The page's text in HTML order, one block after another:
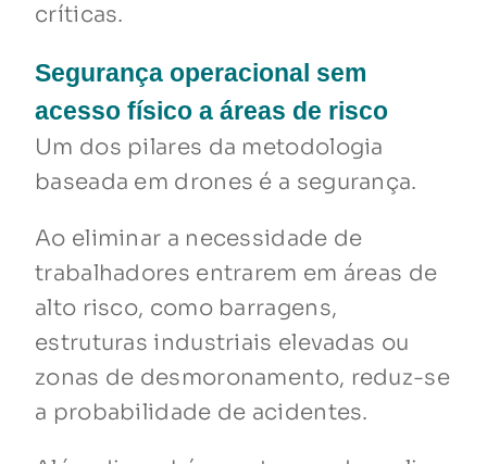
críticas.
Segurança operacional sem
acesso físico a áreas de risco
Um dos pilares da metodologia
baseada em drones é a segurança.
Ao eliminar a necessidade de
trabalhadores entrarem em áreas de
alto risco, como barragens,
estruturas industriais elevadas ou
zonas de desmoronamento, reduz-se
a probabilidade de acidentes.